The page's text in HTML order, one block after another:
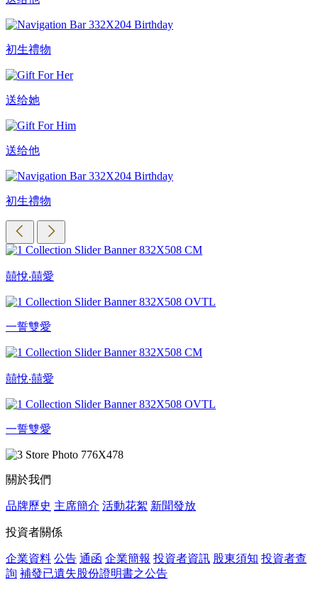
初生禮物
送给她
送给他
初生禮物
囍悅‧囍愛
一誓雙愛
囍悅‧囍愛
一誓雙愛
關於我們
品牌歷史 主席簡介 活動花絮 新聞發放
投資者關係
企業資料 公告 通函 企業簡報 投資者資訊 股東須知 投資者查
詢 補發已遺失股份證明書之公告